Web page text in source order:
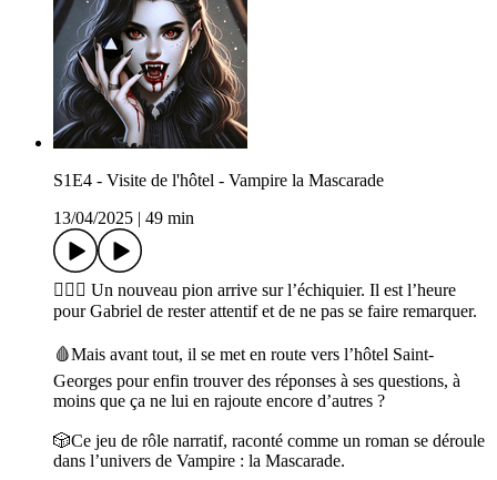
S1E4 - Visite de l'hôtel - Vampire la Mascarade
13/04/2025
49 min
🧛🏻‍♂️ Un nouveau pion arrive sur l’échiquier. Il est l’heure
pour Gabriel de rester attentif et de ne pas se faire remarquer.
🩸Mais avant tout, il se met en route vers l’hôtel Saint-
Georges pour enfin trouver des réponses à ses questions, à
moins que ça ne lui en rajoute encore d’autres ?
🎲Ce jeu de rôle narratif, raconté comme un roman se déroule
dans l’univers de Vampire : la Mascarade.